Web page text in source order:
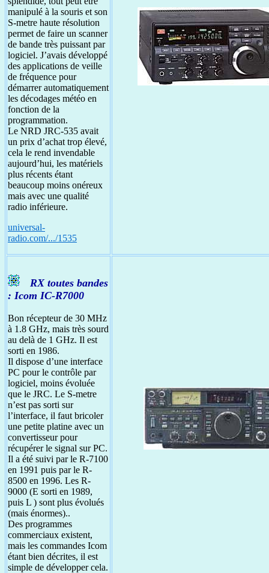
manipulé à la souris et son
S-metre haute résolution
permet de faire un scanner
de bande très puissant par
logiciel. J’avais développé
des applications de veille
de fréquence pour
démarrer automatiquement
les décodages météo en
fonction de la
programmation.
Le NRD JRC-535 avait
un prix d’achat trop élevé,
cela le rend invendable
aujourd’hui, les matériels
plus récents étant
beaucoup moins onéreux
mais avec une qualité
radio inférieure.
universal-
radio.com/.../1535
RX toutes bandes
: Icom IC-R7000
Bon récepteur de 30 MHz
à 1.8 GHz, mais très sourd
au delà de 1 GHz. Il est
sorti en 1986.
Il dispose d’une interface
PC pour le contrôle par
logiciel, moins évoluée
que le JRC. Le S-metre
n’est pas sorti sur
l’interface, il faut bricoler
une petite platine avec un
convertisseur pour
récupérer le signal sur PC.
Il a été suivi par le R-7100
en 1991 puis par le R-
8500 en 1996. Les R-
9000 (E sorti en 1989,
puis L ) sont plus évolués
(mais énormes)..
Des programmes
commerciaux existent,
mais les commandes Icom
étant bien décrites, il est
simple de développer cela.